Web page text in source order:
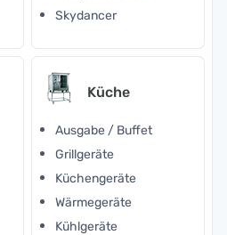
Skydancer
Küche
Ausgabe / Buffet
Grillgeräte
Küchengeräte
Wärmegeräte
Kühlgeräte